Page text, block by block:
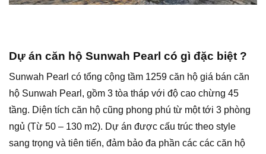
Dự án căn hộ Sunwah Pearl có gì đặc biệt ?
Sunwah Pearl có tổng cộng tầm 1259 căn hộ giá bán căn
hộ Sunwah Pearl, gồm 3 tòa tháp với độ cao chừng 45
tầng. Diện tích căn hộ cũng phong phú từ một tới 3 phòng
ngủ (Từ 50 – 130 m2). Dự án được cấu trúc theo style
sang trọng và tiên tiến, đảm bảo đa phần các các căn hộ